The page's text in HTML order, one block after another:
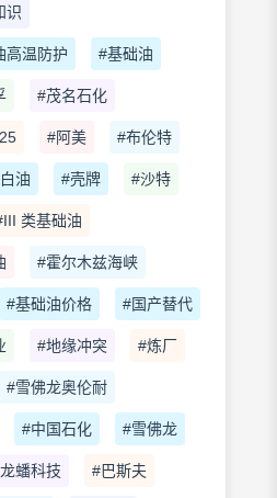
识
高温防护 #基础油
#茂名石化
#阿美 #布伦特
油 #壳牌 #沙特
类基础油
#霍尔木兹海峡
#基础油价格 #国产替代
#地缘冲突 #炼厂
#雪佛龙奥伦耐
#中国石化 #雪佛龙
蟠科技 #巴斯夫